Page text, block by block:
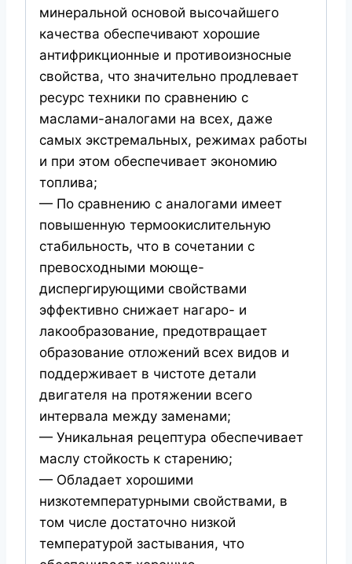
минеральной основой высочайшего
качества обеспечивают хорошие
антифрикционные и противоизносные
свойства, что значительно продлевает
ресурс техники по сравнению с
маслами-аналогами на всех, даже
самых экстремальных, режимах работы
и при этом обеспечивает экономию
топлива;
— По сравнению с аналогами имеет
повышенную термоокислительную
стабильность, что в сочетании с
превосходными моюще-
диспергирующими свойствами
эффективно снижает нагаро- и
лакообразование, предотвращает
образование отложений всех видов и
поддерживает в чистоте детали
двигателя на протяжении всего
интервала между заменами;
— Уникальная рецептура обеспечивает
маслу стойкость к старению;
— Обладает хорошими
низкотемпературными свойствами, в
том числе достаточно низкой
температурой застывания, что